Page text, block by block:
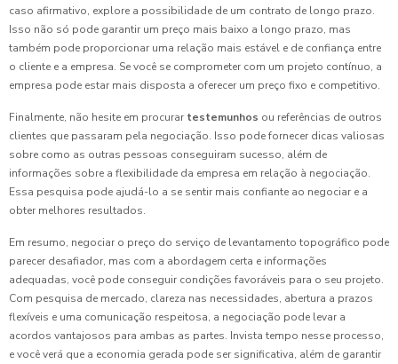
caso afirmativo, explore a possibilidade de um contrato de longo prazo.
Isso não só pode garantir um preço mais baixo a longo prazo, mas
também pode proporcionar uma relação mais estável e de confiança entre
o cliente e a empresa. Se você se comprometer com um projeto contínuo, a
empresa pode estar mais disposta a oferecer um preço fixo e competitivo.
Finalmente, não hesite em procurar testemunhos ou referências de outros
clientes que passaram pela negociação. Isso pode fornecer dicas valiosas
sobre como as outras pessoas conseguiram sucesso, além de
informações sobre a flexibilidade da empresa em relação à negociação.
Essa pesquisa pode ajudá-lo a se sentir mais confiante ao negociar e a
obter melhores resultados.
Em resumo, negociar o preço do serviço de levantamento topográfico pode
parecer desafiador, mas com a abordagem certa e informações
adequadas, você pode conseguir condições favoráveis para o seu projeto.
Com pesquisa de mercado, clareza nas necessidades, abertura a prazos
flexíveis e uma comunicação respeitosa, a negociação pode levar a
acordos vantajosos para ambas as partes. Invista tempo nesse processo,
e você verá que a economia gerada pode ser significativa, além de garantir